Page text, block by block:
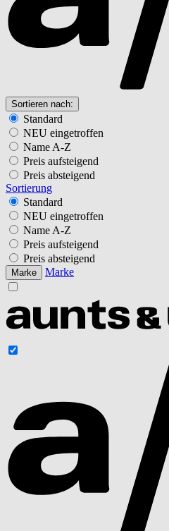
Sortieren nach:
Standard
NEU eingetroffen
Name A-Z
Preis aufsteigend
Preis absteigend
Sortierung
Standard
NEU eingetroffen
Name A-Z
Preis aufsteigend
Preis absteigend
Marke Marke